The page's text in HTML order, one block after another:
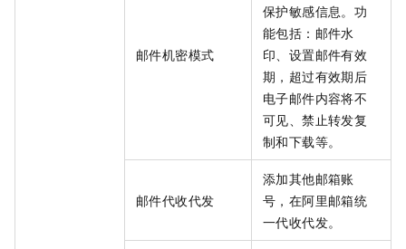
邮件机密模式
保护敏感信息。功
能包括：邮件水
印、设置邮件有效
期，超过有效期后
电子邮件内容将不
可见、禁止转发复
制和下载等。
邮件代收代发
添加其他邮箱账
号，在阿里邮箱统
一代收代发。